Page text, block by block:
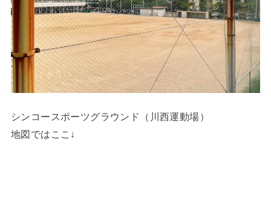
シンコースポーツグラウンド（川西運動場）
地図ではここ↓